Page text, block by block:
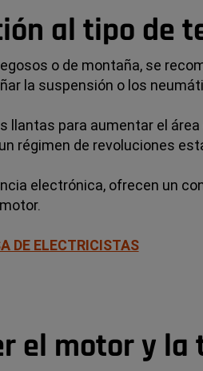
al tipo de
o de montaña, se
la suspensión o los
llantas para aumentar el
régimen de revoluciones
electrónica, ofrecen un
DE ELECTRICISTAS
el motor y